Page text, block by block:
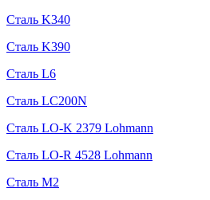
Сталь K340
Сталь K390
Сталь L6
Сталь LC200N
Сталь LO-K 2379 Lohmann
Сталь LO-R 4528 Lohmann
Сталь M2